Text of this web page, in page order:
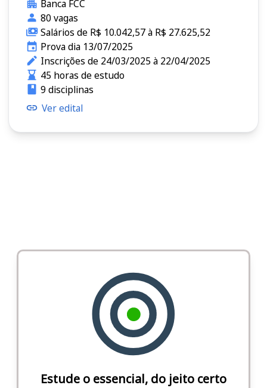
Banca FCC
80 vagas
Salários de R$ 10.042,57 à R$ 27.625,52
Prova dia 13/07/2025
Inscrições de 24/03/2025 à 22/04/2025
45 horas de estudo
9 disciplinas
Ver edital
Estude o essencial, do jeito certo